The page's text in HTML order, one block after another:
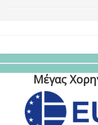
Μέγας